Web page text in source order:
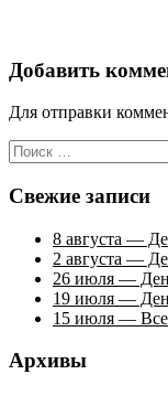
Добавить
Для отправки
Искать:
Свежие записи
8 августа —
2 августа —
26 июля —
19 июля —
15 июля —
Архивы